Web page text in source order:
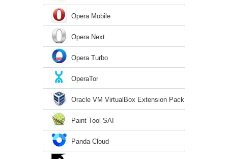
Opera Mobile
Opera Next
Opera Turbo
OperaTor
Oracle VM VirtualBox Extension Pack
Paint Tool SAI
Panda Cloud